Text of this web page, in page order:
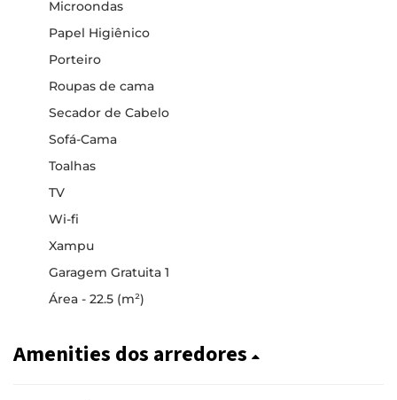
Microondas
Papel Higiênico
Porteiro
Roupas de cama
Secador de Cabelo
Sofá-Cama
Toalhas
TV
Wi-fi
Xampu
Garagem Gratuita 1
Área - 22.5 (m²)
Amenities dos arredores